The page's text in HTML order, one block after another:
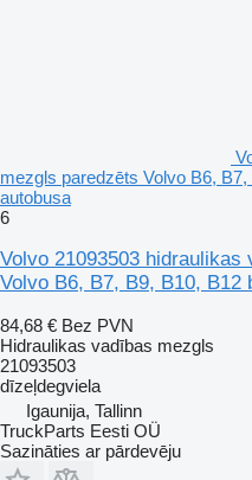
mezgls paredzēts Volvo B6,
autobusa
6
Volvo 21093503
Volvo B6, B7, B9, B10, B12
84,68 € Bez PVN
Hidraulikas vadības mezgls
21093503
dīzeļdegviela
Igaunija, Tallinn
TruckParts Eesti OÜ
Sazināties ar pārdevēju